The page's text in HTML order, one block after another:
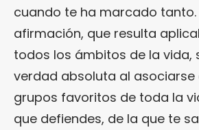
cuando te ha marcado tanto.
afirmación, que resulta
todos los ámbitos de la vida,
verdad absoluta al asociarse
grupos favoritos de toda la
que defiendes, de la que te